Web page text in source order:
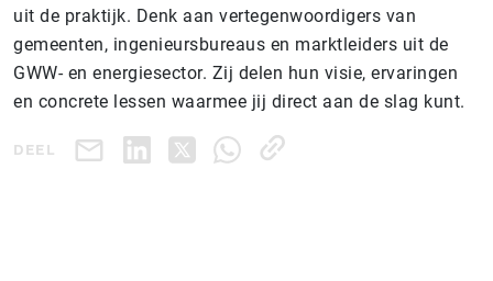
uit de praktijk. Denk aan vertegenwoordigers van
gemeenten, ingenieursbureaus en marktleiders uit de
GWW- en energiesector. Zij delen hun visie, ervaringen
en concrete lessen waarmee jij direct aan de slag kunt.
DEEL